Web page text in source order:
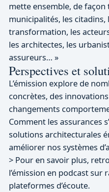
mette ensemble, de façon
municipalités, les citadins,
transformation, les
les architectes, les
assureurs… »
Perspectives et
L’émission explore de
concrètes, des
changements
Comment les assurances
solutions architecturales
améliorer nos systèmes
> Pour en savoir plus,
l’émission en podcast
plateformes d’écoute.